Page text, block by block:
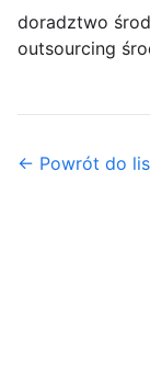
doradztwo
outsourcing
← Powrót do